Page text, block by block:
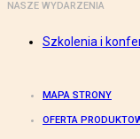
NASZE WYDARZENIA
Szkolenia i
MAPA STRONY
OFERTA